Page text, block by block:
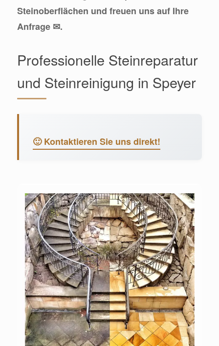
Steinoberflächen und freuen uns auf Ihre
Anfrage ✉.
Professionelle Steinreparatur
und Steinreinigung in Speyer
🙂 Kontaktieren Sie uns direkt!